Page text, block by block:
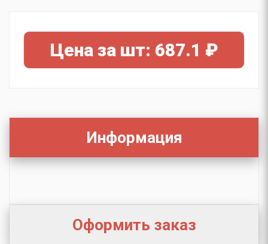
Цена за шт: 687.1 ₽
Информация
Оформить заказ